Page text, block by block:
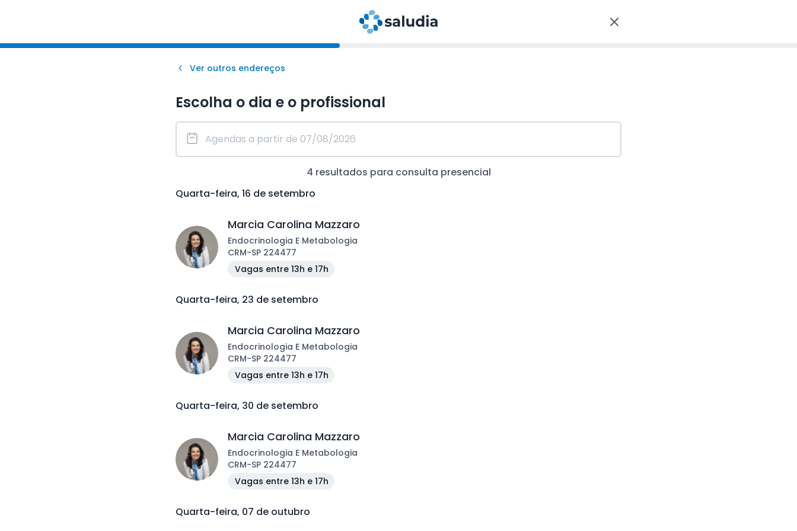
Ver outros endereços
Escolha o dia e o profissional
4 resultados para consulta presencial
Quarta-feira, 16 de setembro
Marcia Carolina Mazzaro
Endocrinologia E Metabologia
CRM-SP 224477
Vagas entre 13h e 17h
Quarta-feira, 23 de setembro
Marcia Carolina Mazzaro
Endocrinologia E Metabologia
CRM-SP 224477
Vagas entre 13h e 17h
Quarta-feira, 30 de setembro
Marcia Carolina Mazzaro
Endocrinologia E Metabologia
CRM-SP 224477
Vagas entre 13h e 17h
Quarta-feira, 07 de outubro